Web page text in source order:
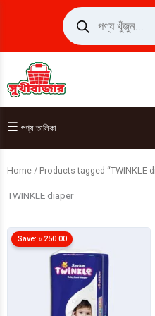
Products
search
☰ পণ্য তালিকা
Home / Products tagged “TWINKLE
TWINKLE diaper
Save: ৳ 250.00